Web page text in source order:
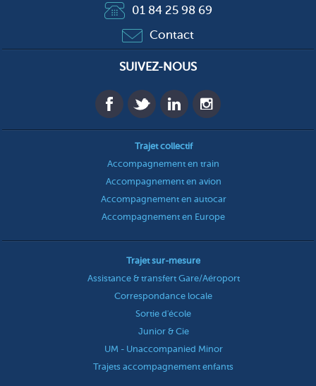
01 84 25 98 69
Contact
SUIVEZ-NOUS
Trajet collectif
Accompagnement en train
Accompagnement en avion
Accompagnement en autocar
Accompagnement en Europe
Trajet sur-mesure
Assistance & transfert Gare/Aéroport
Correspondance locale
Sortie d'école
Junior & Cie
UM - Unaccompanied Minor
Trajets accompagnement enfants